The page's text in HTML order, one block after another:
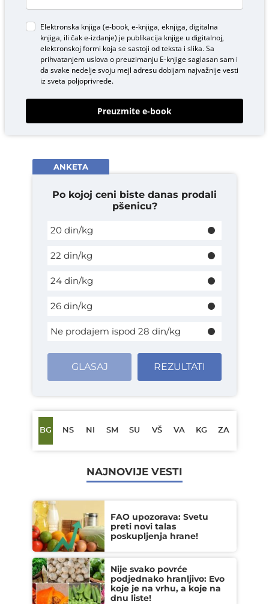
Elektronska knjiga (e-book, e-knjiga, eknjiga, digitalna
knjiga, ili čak e-izdanje) je publikacija knjige u digitalnoj,
elektronskoj formi koja se sastoji od teksta i slika. Sa
prihvatanjem uslova o preuzimanju E-knjigesaglasan sam i
da svake nedelje svoju mejl adresu dobijam najvažnije vesti
iz sveta poljoprivrede.
Preuzmite e-book
ANKETA
Po kojoj ceni biste danas prodali
pšenicu?
20 din/kg
22 din/kg
24 din/kg
26 din/kg
Ne prodajem ispod 28 din/kg
GLASAJ REZULTATI
BG NS NI SM SU VŠ VA KG ZA
NAJNOVIJE VESTI
FAO upozorava: Svetu
preti novi talas
poskupljenja hrane!
Nije svako povrće
podjednako hranljivo: Evo
koje je na vrhu, a koje na
dnu liste!